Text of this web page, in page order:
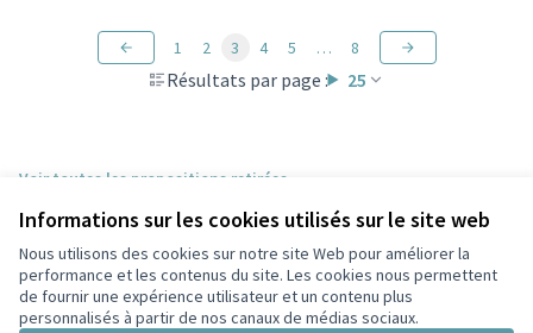
Informations sur les cookies utilisés sur le site web
Nous utilisons des cookies sur notre site Web pour améliorer la
performance et les contenus du site. Les cookies nous permettent
de fournir une expérience utilisateur et un contenu plus
personnalisés à partir de nos canaux de médias sociaux.
Résultats par page : 25
1 2 3 4 5 … 8
Voir toutes les propositions retirées
Conditions d'utilisation
Paramètres des cookies
Participez Villeurbanne sur X
Participez Villeurbanne sur Facebook
Participez Villeurbanne sur Instagram
Participez Villeurbanne sur YouTube